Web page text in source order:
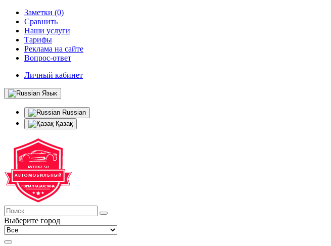
Заметки (0)
Сравнить
Наши услуги
Тарифы
Реклама на сайте
Вопрос-ответ
Личный кабинет
Язык
Russian
Қазақ
Выберите город